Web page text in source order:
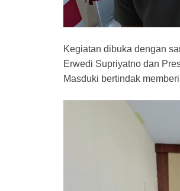
Kegiatan dibuka dengan
Erwedi Supriyatno dan
Masduki bertindak